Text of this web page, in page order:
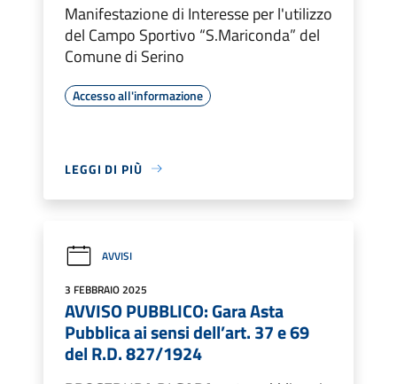
Manifestazione di Interesse per l'utilizzo
del Campo Sportivo “S.Mariconda” del
Comune di Serino
Accesso all'informazione
LEGGI DI PIÙ
AVVISI
3 FEBBRAIO 2025
AVVISO PUBBLICO: Gara Asta
Pubblica ai sensi dell’art. 37 e 69
del R.D. 827/1924